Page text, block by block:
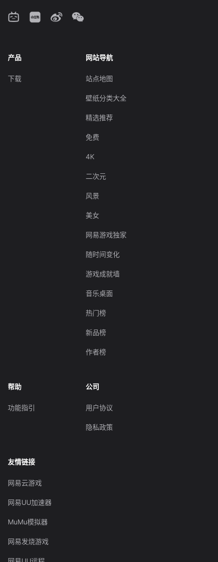
产品
下载
网站导航
站点地图
壁纸分类大全
精选推荐
免费
4K
二次元
风景
美女
网易游戏独家
随时间变化
游戏成就墙
音乐桌面
热门榜
新品榜
作者榜
帮助
功能指引
公司
用户协议
隐私政策
友情链接
网易云游戏
网易UU加速器
MuMu模拟器
网易发烧游戏